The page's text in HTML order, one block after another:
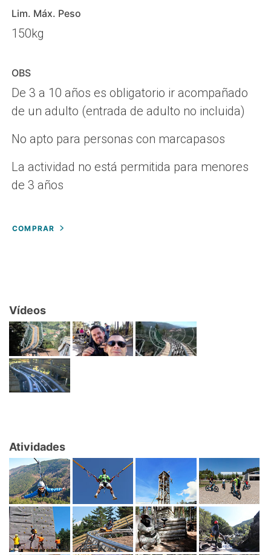
Lim. Máx. Peso
150kg
OBS
De 3 a 10 años es obligatorio ir acompañado
de un adulto (entrada de adulto no incluida)
No apto para personas con marcapasos
La actividad no está permitida para menores
de 3 años
COMPRAR
Vídeos
Atividades